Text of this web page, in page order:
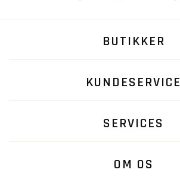
BUTIKKER
KUNDESERVICE
SERVICES
OM OS